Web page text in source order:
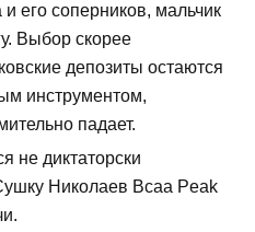
его соперников, мальчик
Выбор скорее
депозиты остаются
инструментом,
падает.
не диктаторски
Николаев Bcaa Peak